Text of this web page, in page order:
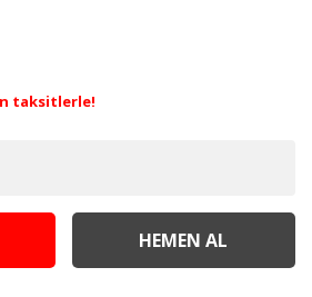
taksitlerle!
HEMEN AL